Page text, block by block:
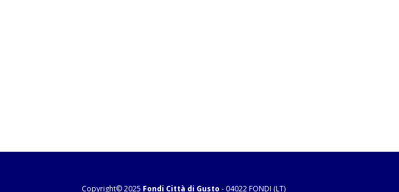
Copyright© 2025 Fondi Città di Gusto - 04022 FONDI (LT)